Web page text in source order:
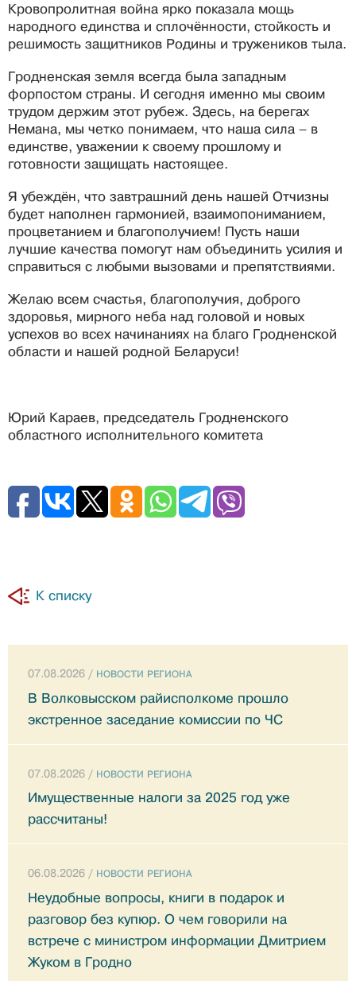
Кровопролитная война ярко показала мощь
народного единства и сплочённости, стойкость и
решимость защитников Родины и тружеников тыла.
Гродненская земля всегда была западным
форпостом страны. И сегодня именно мы своим
трудом держим этот рубеж. Здесь, на берегах
Немана, мы четко понимаем, что наша сила – в
единстве, уважении к своему прошлому и
готовности защищать настоящее.
Я убеждён, что завтрашний день нашей Отчизны
будет наполнен гармонией, взаимопониманием,
процветанием и благополучием! Пусть наши
лучшие качества помогут нам объединить усилия и
справиться с любыми вызовами и препятствиями.
Желаю всем счастья, благополучия, доброго
здоровья, мирного неба над головой и новых
успехов во всех начинаниях на благо Гродненской
области и нашей родной Беларуси!
Юрий Караев, председатель Гродненского
областного исполнительного комитета
К списку
07.08.2026 / НОВОСТИ РЕГИОНА
В Волковысском райисполкоме прошло
экстренное заседание комиссии по ЧС
07.08.2026 / НОВОСТИ РЕГИОНА
Имущественные налоги за 2025 год уже
рассчитаны!
06.08.2026 / НОВОСТИ РЕГИОНА
Неудобные вопросы, книги в подарок и
разговор без купюр. О чем говорили на
встрече с министром информации Дмитрием
Жуком в Гродно